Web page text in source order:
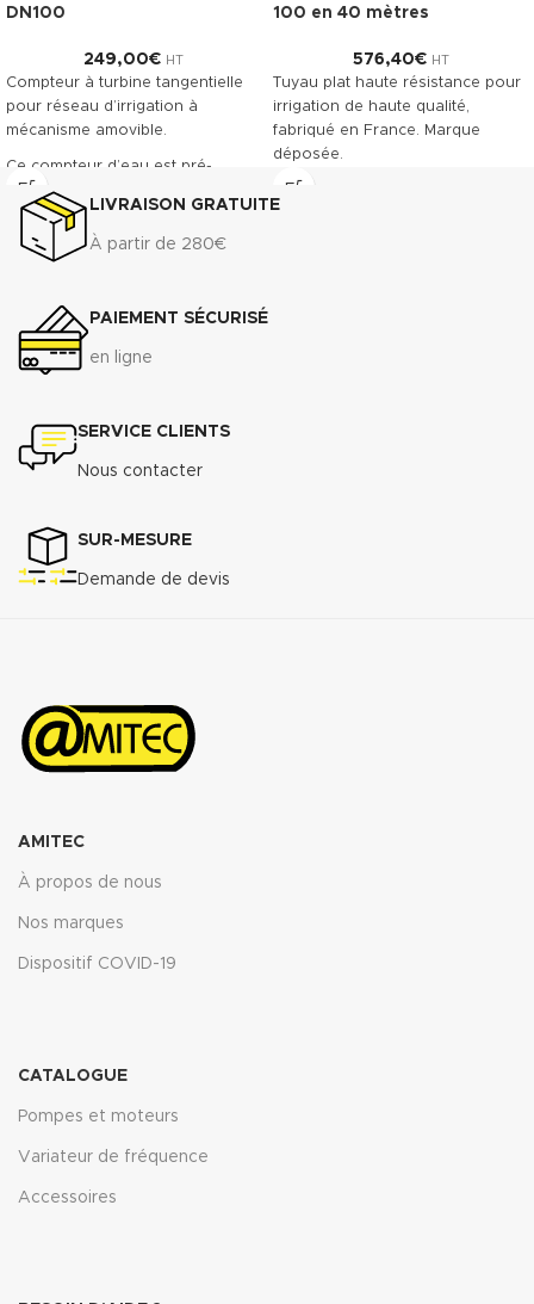
DN100
249,00€ HT
Compteur à turbine tangentielle
pour réseau d’irrigation à
mécanisme amovible.
Ce compteur d’eau est pré-
équipé pour recevoir la pose
d’un émetteur à impulsions.
Classe métrologique A. Corps en
fonte revêtu, offrant une grande
Raccordement à brides du DN 50
au DN 300
100 en 40 mètres
576,40€ HT
Tuyau plat haute résistance pour
irrigation de haute qualité,
fabriqué en France. Marque
déposée.
Télécharger la fiche technique
(.pdf)
LIVRAISON GRATUITE
À partir de 280€
PAIEMENT SÉCURISÉ
en ligne
SERVICE CLIENTS
Nous contacter
SUR-MESURE
Demande de devis
AMITEC
À propos de nous
Nos marques
Dispositif COVID-19
CATALOGUE
Pompes et moteurs
Variateur de fréquence
Accessoires